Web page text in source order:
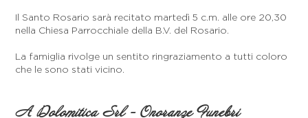
Il Santo Rosario sarà recitato martedì 5 c.m. alle ore 20,30
nella Chiesa Parrocchiale della B.V. del Rosario.
La famiglia rivolge un sentito ringraziamento a tutti coloro
che le sono stati vicino.
A Dolomitica Srl - Onoranze Funebri